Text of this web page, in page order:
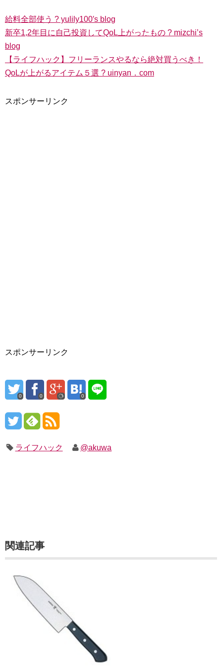
給料全部使う ? yulily100′s blog
新卒1,2年目に自己投資してQoL上がったもの ? mizchi’s
blog
【ライフハック】フリーランスやるなら絶対買うべき！
QoLが上がるアイテム５選 ? uinyan．com
スポンサーリンク
スポンサーリンク
0 0 0
ライフハック @akuwa
関連記事